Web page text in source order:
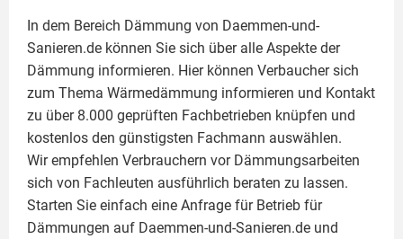
In dem Bereich Dämmung von Daemmen-und-
Sanieren.de können Sie sich über alle Aspekte der
Dämmung informieren. Hier können Verbaucher sich
zum Thema Wärmedämmung informieren und Kontakt
zu über 8.000 geprüften Fachbetrieben knüpfen und
kostenlos den günstigsten Fachmann auswählen.
Wir empfehlen Verbrauchern vor Dämmungsarbeiten
sich von Fachleuten ausführlich beraten zu lassen.
Starten Sie einfach eine Anfrage für Betrieb für
Dämmungen auf Daemmen-und-Sanieren.de und